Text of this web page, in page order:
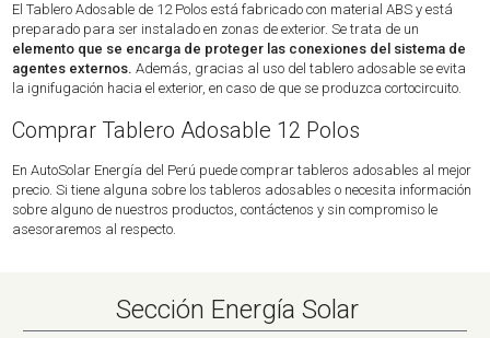
El Tablero Adosable de 12 Polos está fabricado con material ABS y está
preparado para ser instalado en zonas de exterior. Se trata de un
elemento que se encarga de proteger las conexiones del sistema de
agentes externos. Además, gracias al uso del tablero adosable se evita
la ignifugación hacia el exterior, en caso de que se produzca cortocircuito.
Comprar Tablero Adosable 12 Polos
En AutoSolar Energía del Perú puede comprar tableros adosables al mejor
precio. Si tiene alguna sobre los tableros adosables o necesita información
sobre alguno de nuestros productos, contáctenos y sin compromiso le
asesoraremos al respecto.
Sección Energía Solar